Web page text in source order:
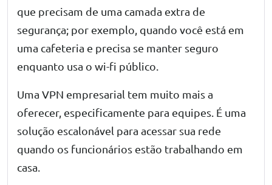
que precisam de uma camada extra de
segurança; por exemplo, quando você está em
uma cafeteria e precisa se manter seguro
enquanto usa o wi-fi público.
Uma VPN empresarial tem muito mais a
oferecer, especificamente para equipes. É uma
solução escalonável para acessar sua rede
quando os funcionários estão trabalhando em
casa.